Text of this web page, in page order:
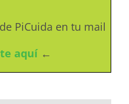
PiCuida en tu mail
aquí ←